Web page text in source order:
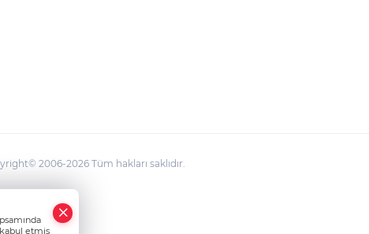
2006-2026 Tüm hakları saklıdır.
etmiş